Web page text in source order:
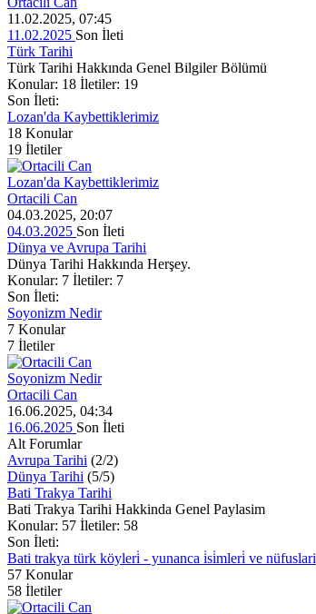
11.02.2025, 07:45
11.02.2025 Son İleti
Türk Tarihi
Türk Tarihi Hakkında Genel Bilgiler Bölümü
Konular: 18 İletiler: 19
Son İleti:
Lozan'da Kaybettiklerimiz
18 Konular
19 İletiler
Lozan'da Kaybettiklerimiz
Ortacili Can
04.03.2025, 20:07
04.03.2025 Son İleti
Dünya ve Avrupa Tarihi
Dünya Tarihi Hakkında Herşey.
Konular: 7 İletiler: 7
Son İleti:
Soyonizm Nedir
7 Konular
7 İletiler
Soyonizm Nedir
Ortacili Can
16.06.2025, 04:34
16.06.2025 Son İleti
Alt Forumlar
Avrupa Tarihi (2/2)
Dünya Tarihi (5/5)
Bati Trakya Tarihi
Bati Trakya Tarihi Hakkinda Genel Paylasim
Konular: 57 İletiler: 58
Son İleti:
Bati trakya türk köyleri̇ - yunanca i̇si̇mleri̇ ve nüfuslari
57 Konular
58 İletiler